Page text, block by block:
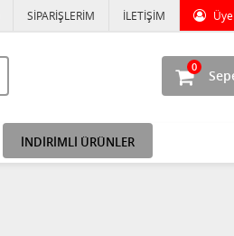
SİPARİŞLERİM İLETİŞİM
0
İNDİRİMLİ ÜRÜNLER